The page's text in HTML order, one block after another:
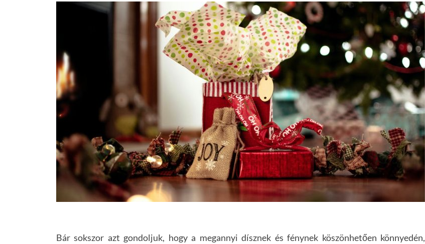
Bár sokszor azt gondoljuk, hogy a megannyi dísznek és fénynek köszönhetően könnyedén,